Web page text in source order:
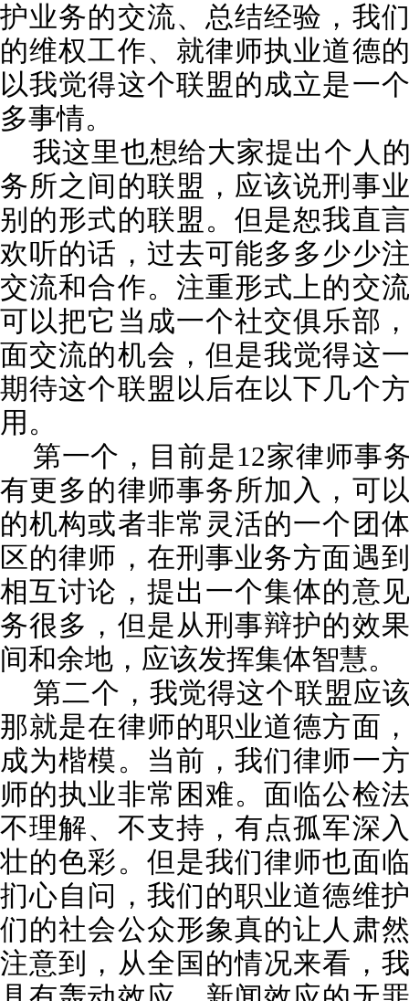
护业务的交流、总结经验，我
的维权工作、就律师执业道德
以我觉得这个联盟的成立是一
多事情。
我这里也想给大家提出个人
务所之间的联盟，应该说刑事
别的形式的联盟。但是恕我直
欢听的话，过去可能多多少少
交流和合作。注重形式上的交
可以把它当成一个社交俱乐部
面交流的机会，但是我觉得这
期待这个联盟以后在以下几个
用。
第一个，目前是12家律师事
有更多的律师事务所加入，可
的机构或者非常灵活的一个团
区的律师，在刑事业务方面遇
相互讨论，提出一个集体的意
务很多，但是从刑事辩护的效
间和余地，应该发挥集体智慧。
第二个，我觉得这个联盟应
那就是在律师的职业道德方面
成为楷模。当前，我们律师一
师的执业非常困难。面临公检
不理解、不支持，有点孤军深
壮的色彩。但是我们律师也面
扪心自问，我们的职业道德维
们的社会公众形象真的让人肃
注意到，从全国的情况来看，